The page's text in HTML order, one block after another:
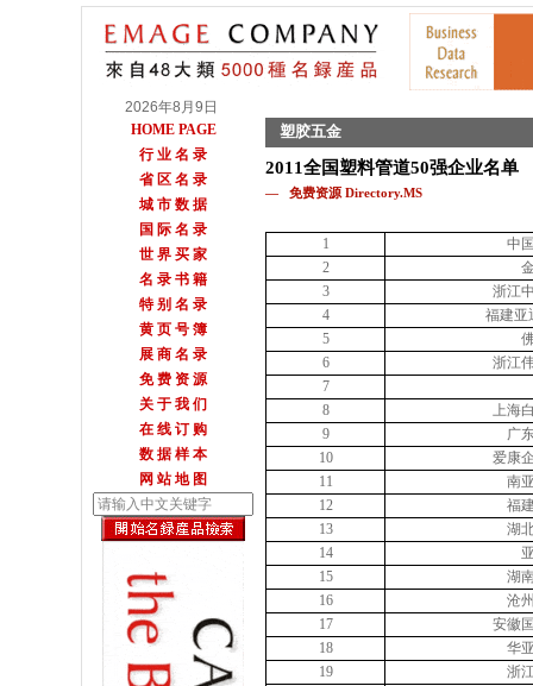
2026年8月9日
HOME PAGE
行 业 名 录
省 区 名 录
城 市 数 据
国 际 名 录
世 界 买 家
名 录 书 籍
特 别 名 录
黄 页 号 簿
展 商 名 录
免 费 资 源
关 于 我 们
在 线 订 购
数 据 样 本
网 站 地 图
塑胶五金
2011全国塑料管道50强企业名单
— 免费资源 Directory.MS
1
中
2
3
浙江
4
福建亚
5
6
浙江
7
8
上海
9
广
10
爱康
11
南
12
福
13
湖
14
15
湖
16
沧
17
安徽
18
华
19
浙